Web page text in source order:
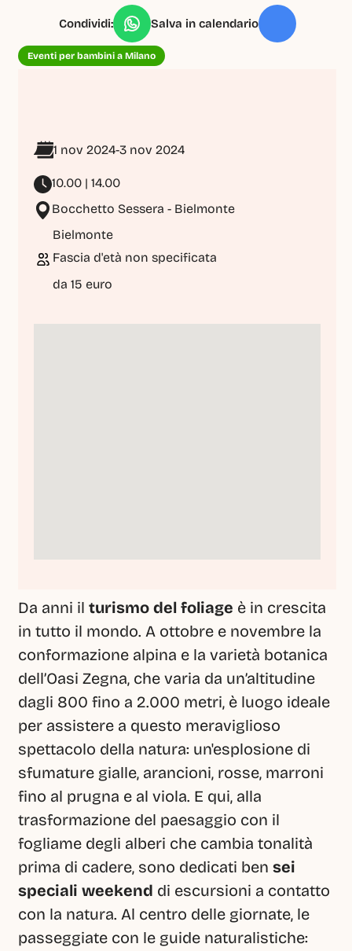
Da anni il turismo del foliage è in crescita
in tutto il mondo. A ottobre e novembre la
conformazione alpina e la varietà botanica
dell’Oasi Zegna, che varia da un’altitudine
dagli 800 fino a 2.000 metri, è luogo ideale
per assistere a questo meraviglioso
spettacolo della natura: un'esplosione di
sfumature gialle, arancioni, rosse, marroni
fino al prugna e al viola. E qui, alla
trasformazione del paesaggio con il
fogliame degli alberi che cambia tonalità
prima di cadere, sono dedicati ben sei
speciali weekend di escursioni a contatto
con la natura. Al centro delle giornate, le
passeggiate con le guide naturalistiche:
Condividi: Salva in calendario
Eventi per bambini a Milano
1 nov 2024-3 nov 2024
10.00 | 14.00
Bocchetto Sessera - Bielmonte
Bielmonte
Fascia d'età non specificata
da 15 euro